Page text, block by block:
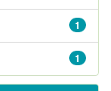
1
1